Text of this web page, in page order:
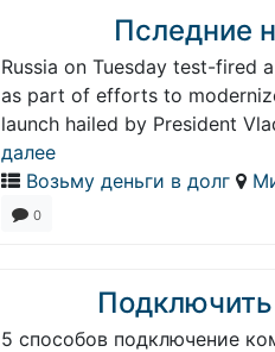
Пследние
Russia on Tuesday test-fired
as part of efforts to
launch hailed by President
далее
Возьму деньги в долг
0
5 способов подключение